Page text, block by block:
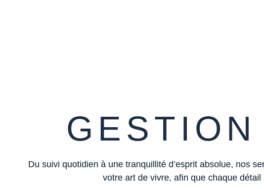
Du suivi quotidien à une tranquillité d’esprit absolue, nos
votre art de vivre, afin que chaque